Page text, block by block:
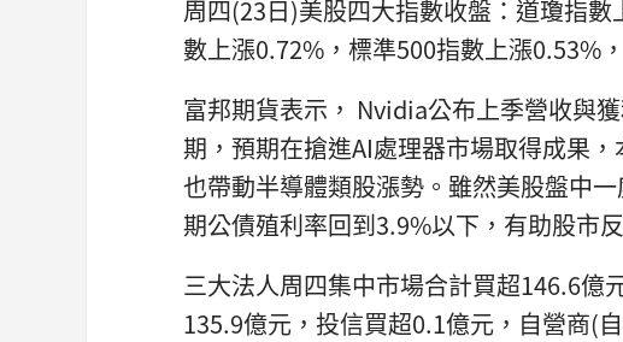
周四(23日)美股四大指數收盤：道瓊指
數上漲0.72%，標準500指數上漲0.53%
富邦期貨表示， Nvidia公布上季營收與
期，預期在搶進AI處理器市場取得成果
也帶動半導體類股漲勢。雖然美股盤中
期公債殖利率回到3.9%以下，有助股市
三大法人周四集中市場合計買超146.6億
135.9億元，投信買超0.1億元，自營商(